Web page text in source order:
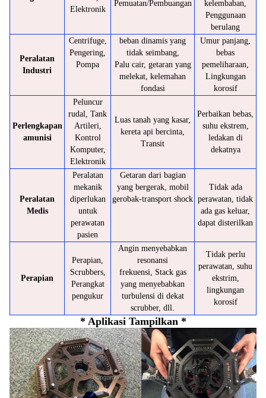
Elektronik
Pemuatan/Pembuangan
kelembaban,
Penggunaan
berulang
Peralatan
Industri
Centrifuge,
Pengering,
Pompa
beban dinamis yang
tidak seimbang,
Palu cair, getaran yang
melekat, kelemahan
fondasi
Umur panjang,
bebas
pemeliharaan,
Lingkungan
korosif
Perlengkapan
amunisi
Peluncur
rudal, Tank
Artileri,
Kontrol
Komputer,
Elektronik
Luas tanah yang kasar,
kereta api bercinta,
Transit
Perbaikan bebas,
suhu ekstrem,
ledakan di
dekatnya
Peralatan
Medis
Peralatan
mekanik
diperlukan
untuk
perawatan
pasien
Getaran dari bagian
yang bergerak, mobil
gerobak-transport shock
Tidak ada
perawatan, tidak
ada gas keluar,
dapat disterilkan
Perapian
Perapian,
Scrubbers,
Perangkat
pengukur
Angin menyebabkan
resonansi
frekuensi, Stack gas
yang menyebabkan
turbulensi di dekat
scrubber, dll.
Tidak perlu
perawatan, suhu
ekstrim,
lingkungan
korosif
* Aplikasi Tampilkan *